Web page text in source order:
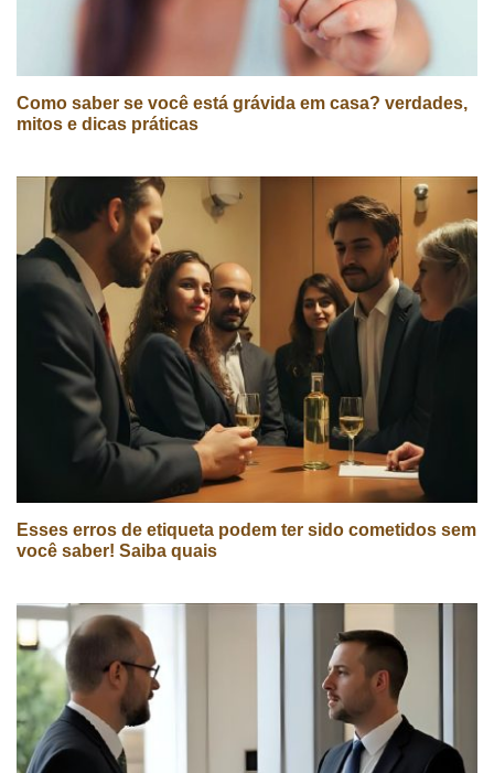
Como saber se você está grávida em casa? verdades,
mitos e dicas práticas
Esses erros de etiqueta podem ter sido cometidos sem
você saber! Saiba quais